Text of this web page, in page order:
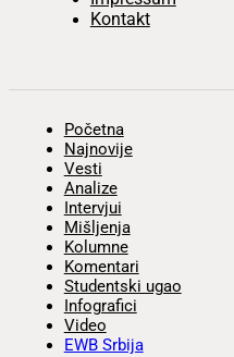
Kontakt
Početna
Najnovije
Vesti
Analize
Intervjui
Mišljenja
Kolumne
Komentari
Studentski ugao
Infografici
Video
EWB Srbija